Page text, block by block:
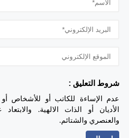
شروط التعليق :
عدم الإساءة للكاتب أو للأشخاص
الأديان أو الذات الالهية.
والعنصري والشتائم.